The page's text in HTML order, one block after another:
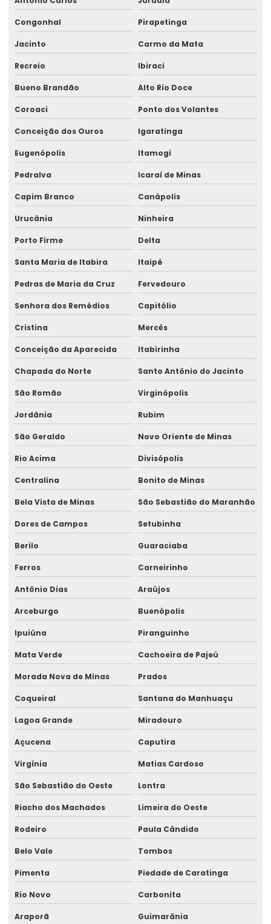
Congonhal Pirapetinga
Jacinto Carmo da Mata
Recreio Ibiraci
Bueno Brandão Alto Rio Doce
Coroaci Ponto dos Volantes
Conceição dos Ouros Igaratinga
Eugenópolis Itamogi
Pedralva Icaraí de Minas
Capim Branco Canápolis
Urucânia Ninheira
Porto Firme Delta
Santa Maria de Itabira Itaipé
Pedras de Maria da Cruz Fervedouro
Senhora dos Remédios Capitólio
Cristina Mercês
Conceição da Aparecida Itabirinha
Chapada do Norte Santo Antônio do Jacinto
São Romão Virginópolis
Jordânia Rubim
São Geraldo Novo Oriente de Minas
Rio Acima Divisópolis
Centralina Bonito de Minas
Bela Vista de Minas São Sebastião do Maranhão
Dores de Campos Setubinha
Berilo Guaraciaba
Ferros Carneirinho
Antônio Dias Araújos
Arceburgo Buenópolis
Ipuiúna Piranguinho
Mata Verde Cachoeira de Pajeú
Morada Nova de Minas Prados
Coqueiral Santana do Manhuaçu
Lagoa Grande Miradouro
Açucena Caputira
Virgínia Matias Cardoso
São Sebastião do Oeste Lontra
Riacho dos Machados Limeira do Oeste
Rodeiro Paula Cândido
Belo Vale Tombos
Pimenta Piedade de Caratinga
Rio Novo Carbonita
Araporã Guimarânia